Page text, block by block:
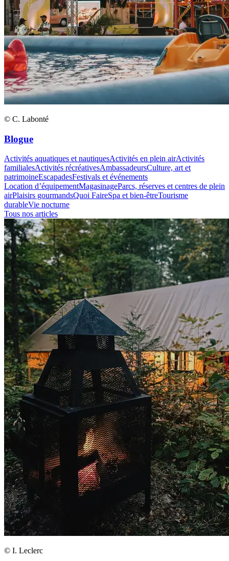
© C. Labonté
Blogue
Activités aquatiques et nautiquesActivités en plein airActivités
familialesActivités récréativesAmbassadeursCulture, art et
patrimoineEscapadesFestivals et événements
Location d’équipementMagasinageParcs, réserves et centres de plein
airPlaisirs gourmandsQuoi FaireSpa et bien-êtreTourisme
durableVie nocturne
Tous nos articles
© I. Leclerc